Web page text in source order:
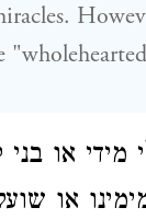
או
או